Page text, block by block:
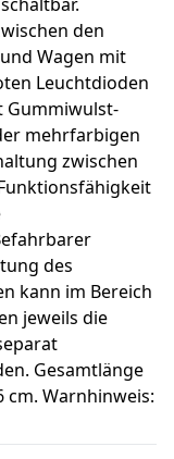
den
Wagen mit
Leuchtdioden
Gummiwulst-
mehrfarbigen
zwischen
des
kann im Bereich
jeweils die
Gesamtlänge
cm. Warnhinweis: